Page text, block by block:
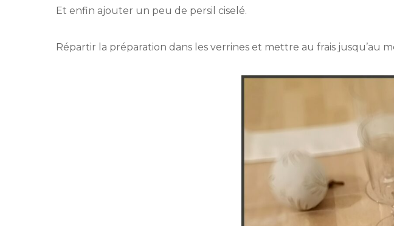
Et enfin ajouter un peu de persil ciselé.
Répartir la préparation dans les verrines et mettre au frais jusqu’au